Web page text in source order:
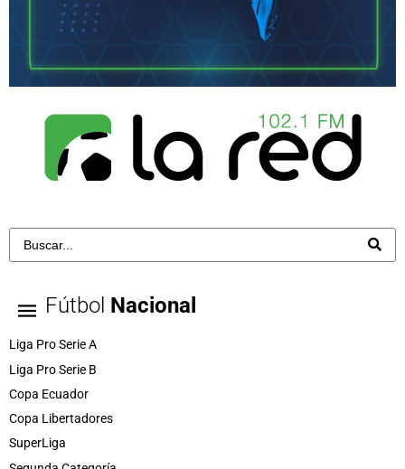
Fútbol Nacional
Liga Pro Serie A
Liga Pro Serie B
Copa Ecuador
Copa Libertadores
SuperLiga